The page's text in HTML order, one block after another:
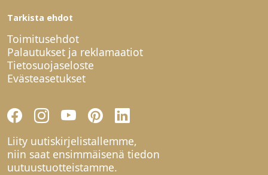
Tarkista ehdot
Toimitusehdot
Palautukset ja reklamaatiot
Tietosuojaseloste
Evästeasetukset
Liity uutiskirjelistallemme,
niin saat ensimmäisenä tiedon
uutuustuotteistamme.